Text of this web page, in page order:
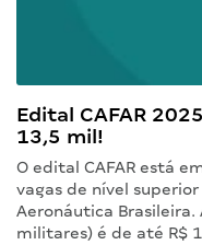
Edital CAFAR
13,5 mil!
O edital CAFAR está
vagas de nível
Aeronáutica Brasileira.
militares) é de até R$